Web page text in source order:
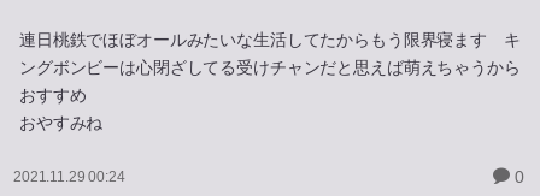
連日桃鉄でほぼオールみたいな生活してたからもう限界寝ます キ
ングボンビーは心閉ざしてる受けチャンだと思えば萌えちゃうから
おすすめ
おやすみね
2021.11.29 00:24 0